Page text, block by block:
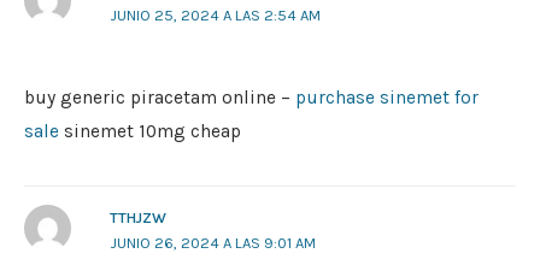
JUNIO 25, 2024 A LAS 2:54 AM
buy generic piracetam online – purchase sinemet for
sale sinemet 10mg cheap
TTHJZW
JUNIO 26, 2024 A LAS 9:01 AM